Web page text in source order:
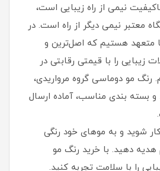
نیمی از راه زیبایی است،
معتبر نیمی دیگر از راه است. در
متعهد هستیم که اصل‌ترین و
زیبایی را با قیمتی رقابتی در
رنگ مو دوماسی گروه مرواریدی،
و بسته بندی مناسب، آماده ارسال
شوید و به موهای خود رنگی
هدیه دهید. با خرید رنگ مو
را با سلامت تجربه کنید.